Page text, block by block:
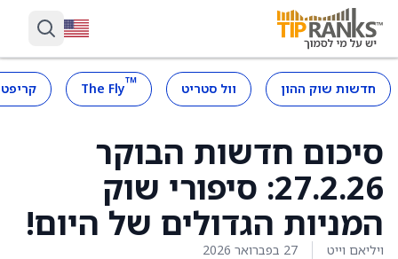
חדשות שוק ההון וול סטריט ™
The Fly
סיכום חדשות הבוקר
27.2.26: סיפורי שוק
המניות הגדולים של היום!
ויליאם וייט 27 בפברואר 2026